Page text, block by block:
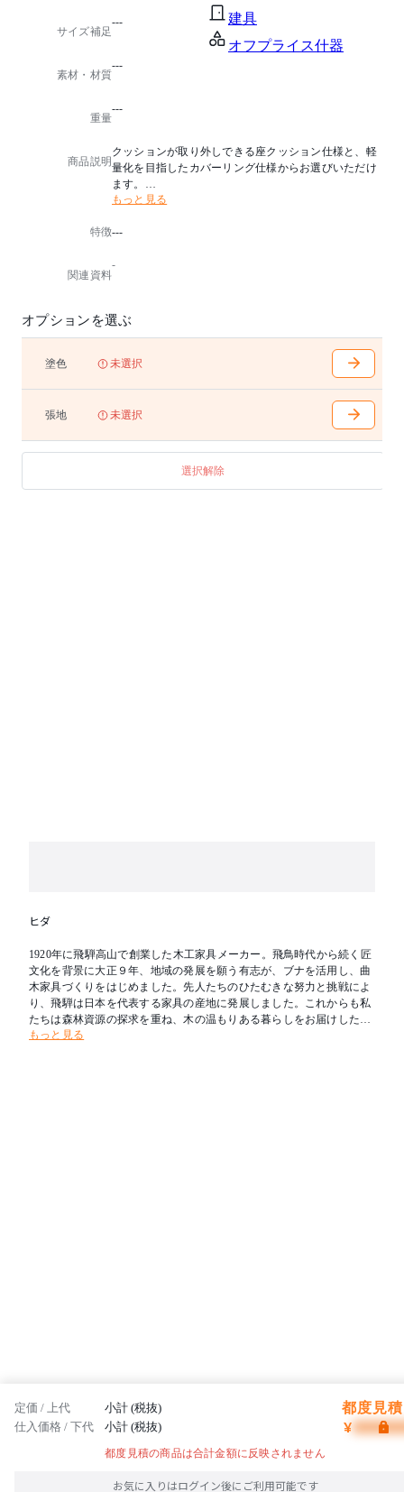
建具
オフプライス什器
サイズ補足
---
素材・材質
---
重量
---
商品説明
クッションが取り外しできる座クッション仕様と、軽
量化を目指したカバーリング仕様からお選びいただけ
ます。
どちらも気軽にカバーのお手入れができます。
詳細はお問い合わせください。
※座クッションはスナップで簡単に取り外しができま
す。
※本革仕様の場合、クッションの中央にステッチが入
ります。
もっと見る
特徴---
関連資料
-
オプションを選ぶ
塗色 未選択
張地 未選択
選択解除
ヒダ
1920年に飛騨高山で創業した木工家具メーカー。飛鳥時代から続く匠
文化を背景に大正９年、地域の発展を願う有志が、ブナを活用し、曲
木家具づくりをはじめました。先人たちのひたむきな努力と挑戦によ
り、飛騨は日本を代表する家具の産地に発展しました。これからも私
たちは森林資源の探求を重ね、木の温もりある暮らしをお届けしたい
と考えます。新たな創造を可能とし、その魅力を求めて人々が集う場
もっと見る
定価 / 上代 小計 (税抜) 都度見
仕入価格 / 下代 小計 (税抜) ¥
都度見積の商品は合計金額に反映されません
お気に入りはログイン後にご利用可能です